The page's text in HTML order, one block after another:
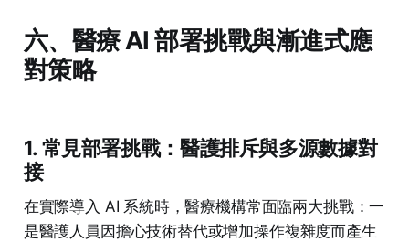
六、醫療 AI 部署挑戰與漸進式應
對策略
1. 常見部署挑戰：醫護排斥與多源數據對
接
在實際導入 AI 系統時，醫療機構常面臨兩大挑戰：一
是醫護人員因擔心技術替代或增加操作複雜度而產生